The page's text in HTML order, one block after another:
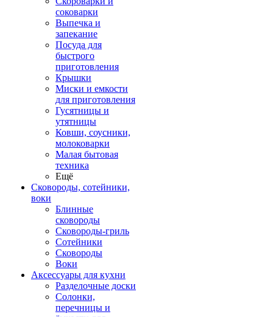
соковарки
Выпечка и
запекание
Посуда для
быстрого
приготовления
Крышки
Миски и емкости
для приготовления
Гусятницы и
утятницы
Ковши, соусники,
молоковарки
Малая бытовая
техника
Ещё
Сковороды, сотейники,
воки
Блинные
сковороды
Сковороды-гриль
Сотейники
Сковороды
Воки
Аксессуары для кухни
Разделочные доски
Солонки,
перечницы и